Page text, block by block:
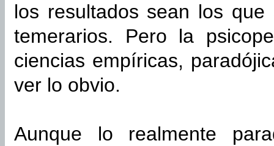
los resultados sean los
temerarios. Pero la
ciencias empíricas,
ver lo obvio.
Aunque lo realmente